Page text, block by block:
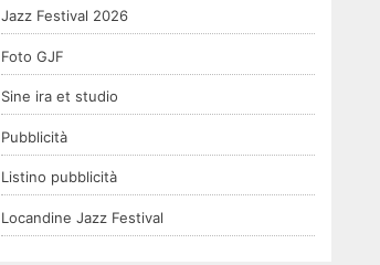
Jazz Festival 2026
Foto GJF
Sine ira et studio
Pubblicità
Listino pubblicità
Locandine Jazz Festival